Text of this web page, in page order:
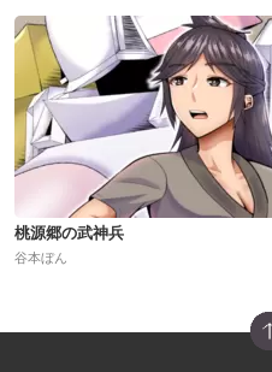
桃源郷の武神兵
谷本ぼん